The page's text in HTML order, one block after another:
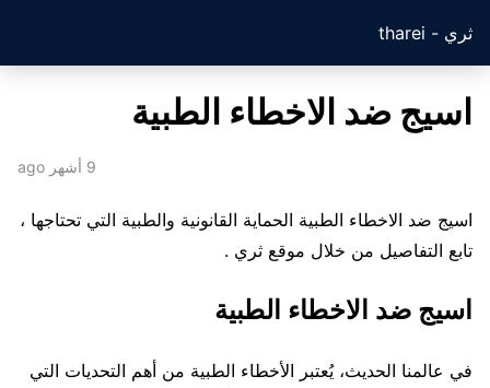
ثري - tharei
اسيج ضد الاخطاء الطبية
9 أشهر ago
اسيج ضد الاخطاء الطبية الحماية القانونية والطبية التي تحتاجها ،
تابع التفاصيل من خلال موقع ثري .
اسيج ضد الاخطاء الطبية
في عالمنا الحديث، يُعتبر الأخطاء الطبية من أهم التحديات التي